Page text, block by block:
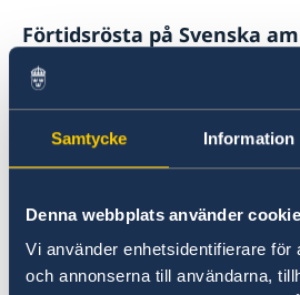
Samtycke Information
Denna webbplats använder
Vi använder enhetsidentifierare för
och annonserna till användarna,
In- och utresebestämmelser
Lokala lagar och sedvänjor
Kriminalitet och personlig
Trafiksäkerhet
Resa i landet
Demokrati
Korruption
Förtidsrösta på Svenska
Abeba
Du kan förtidsrösta följande
Fredag 21 aug kl. 11.00
Onsdag 26 aug kl. 11.00
Torsdag 27 aug kl. 16.00